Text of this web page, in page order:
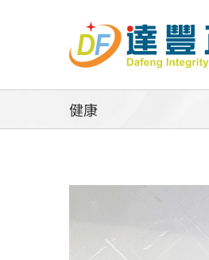
健康